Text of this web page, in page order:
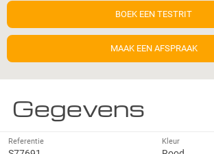
BOEK EEN TESTRIT
MAAK EEN AFSPRAAK
Gegevens
Referentie Kleur